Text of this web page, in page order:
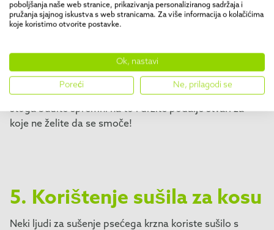
Vodite računa da poslije kupanja pri ruci imate dovoljno
velik ručnik kojim ćete obrisati vašeg psa. Čak i s
ručnikom, vaš pas će se pokušati osušiti otresanjem,
stoga budite spremni na to i držite podalje stvari za
koje ne želite da se smoče!
5. Korištenje sušila za kosu
Neki ljudi za sušenje psećega krzna koriste sušilo s
poboljšanja naše web stranice, prikazivanja personaliziranog sadržaja i
pružanja sjajnog iskustva s web stranicama. Za više informacija o kolačićima
koje koristimo otvorite postavke.
Ok, nastavi
Poreći Ne, prilagodi se